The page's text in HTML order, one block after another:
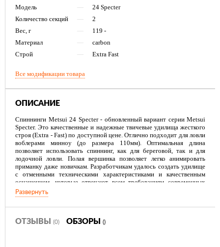
Модель
—
24 Specter
Количество секций
—
2
Вес, г
—
119 -
Материал
—
carbon
Строй
— Extra Fast
Все модификации товара
ОПИСАНИЕ
Спиннинги Metsui 24 Specter - обновленный вариант серии Metsui
Specter. Это качественные и надежные твичевые удилища жeсткого
строя (Extra - Fast) по доступной цене. Отлично подходит для ловли
воблерами минноу (до размера 110мм). Оптимальная длина
позволяет использовать спиннинг, как для береговой, так и для
лодочной ловли. Полая вершинка позволяет легко анимировать
приманку даже новичкам. Разработчикам удалось создать удилище
с отменными техническими характеристиками и качественным
оснащением, которые отвечают всем требованиям современных
любителей спиннинговой ловли. Широкий модельный ряд удилищ
Specter позволяет подобрать спиннинг под самые разнообразные
условия ловли.
в комле, что позволяет справиться с вываживанием любого трофея.
Развернуть
ОТЗЫВЫ (0) ОБЗОРЫ ()